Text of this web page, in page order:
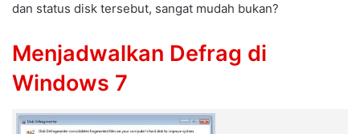
dan status disk tersebut, sangat mudah bukan?
Menjadwalkan Defrag di
Windows 7